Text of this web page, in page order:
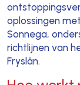
oplossingen
Sonnega,
richtlijnen van
Fryslân.